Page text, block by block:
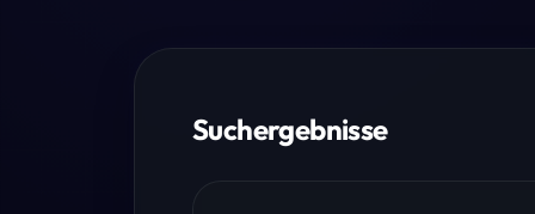
Suchergebnisse